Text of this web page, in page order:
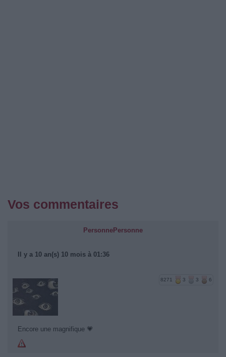
Vos commentaires
PersonnePersonne
Il y a 10 an(s) 10 mois à 01:36
8271 3 3 6
Encore une magnifique 💗